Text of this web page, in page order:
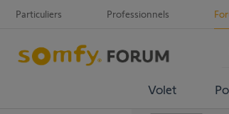
Particuliers Professionnels
Volet